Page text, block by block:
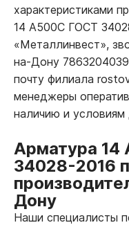
характеристиками
14 А500С ГОСТ
«Металлинвест»,
на-Дону
почту филиала
менеджеры
наличию и
Арматура
34028-2016
Дону
Наши специалисты